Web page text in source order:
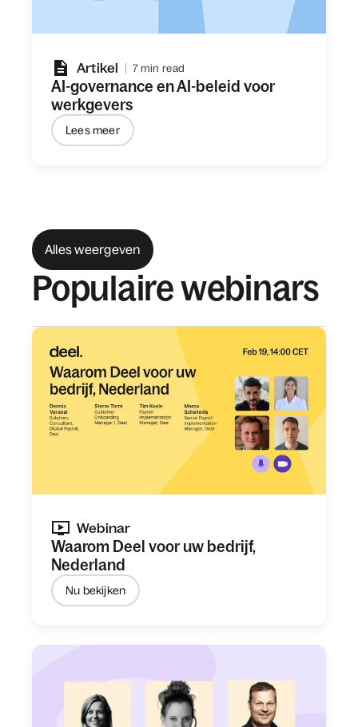
Artikel 7 min read
AI-governance en AI-beleid voor
werkgevers
Lees meer
Populaire webinars
Alles weergeven
Webinar
Waarom Deel voor uw bedrijf,
Nederland
Nu bekijken